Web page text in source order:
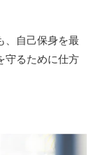
、自己保身を最
守るために仕方